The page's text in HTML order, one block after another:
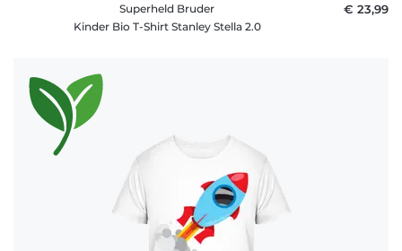
Superheld Bruder
Kinder Bio T-Shirt Stanley Stella 2.0
€ 23,99